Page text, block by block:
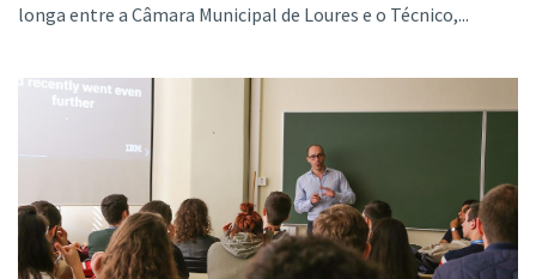
longa entre a Câmara Municipal de Loures e o Técnico,...